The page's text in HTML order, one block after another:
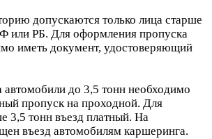
допускаются только лица старше
или РБ. Для оформления пропуска
иметь документ, удостоверяющий
до 3,5 тонн необходимо
пропуск на проходной. Для
3,5 тонн въезд платный. На
въезд автомобилям каршеринга.